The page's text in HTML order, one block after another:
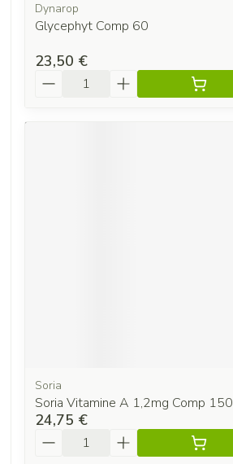
Dynarop
Glycephyt Comp 60
23,50 €
Quantité
Soria
Soria Vitamine A 1,2mg Comp 150
24,75 €
Quantité